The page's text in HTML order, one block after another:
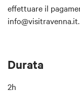
effettuare il
info@visitravenna.it.
Durata
2h